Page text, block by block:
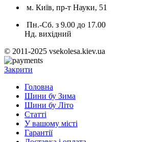
м. Київ, пр-т Науки, 51
Пн.-Сб. з 9.00 до 17.00
Нд. вихідний
© 2011-2025 vsekolesa.kiev.ua
Закрити
Головна
Шини бу Зима
Шини бу Літо
Статті
У вашому місті
Гарантії